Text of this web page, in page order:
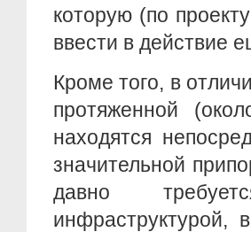
которую (по
ввести в действие
Кроме того, в
протяженной
находятся
значительной
давно